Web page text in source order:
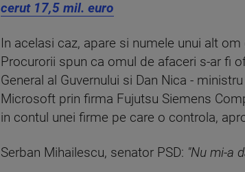
cerut 17,5 mil. euro
In acelasi caz, apare si numele unui alt
Procurorii spun ca omul de afaceri s-ar fi
General al Guvernului si Dan Nica -
Microsoft prin firma Fujutsu Siemens
in contul unei firme pe care o controla,
Serban Mihailescu, senator PSD: "Nu mi-a